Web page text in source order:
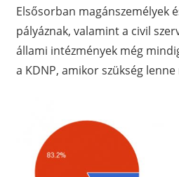
Elsősorban magánszemélyek
pályáznak, valamint a civil
állami intézmények még
a KDNP, amikor szükség lenne